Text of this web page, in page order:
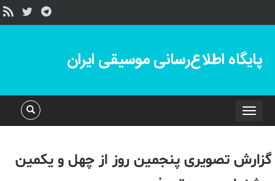
پایگاه اطلاع‌رسانی موسیقی ایران
Toggle
navigation
گزارش تصویری پنجمین روز از چهل و یکمین